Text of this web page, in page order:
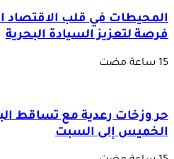
المحيطات في قلب الاقتصاد
فرصة لتعزيز السيادة البحرية
حر وزخات رعدية مع تساقط
الخميس إلى السبت